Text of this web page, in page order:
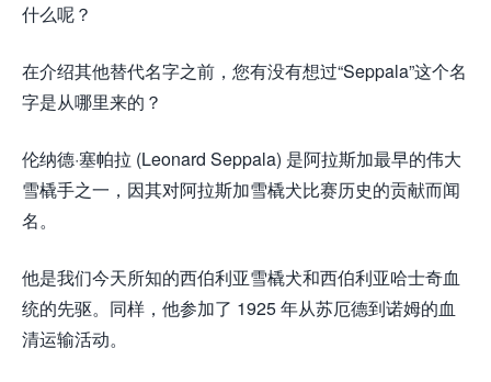
什么呢？
在介绍其他替代名字之前，您有没有想过“Seppala”这个名
字是从哪里来的？
伦纳德·塞帕拉 (Leonard Seppala) 是阿拉斯加最早的伟大
雪橇手之一，因其对阿拉斯加雪橇犬比赛历史的贡献而闻
名。
他是我们今天所知的西伯利亚雪橇犬和西伯利亚哈士奇血
统的先驱。同样，他参加了 1925 年从苏厄德到诺姆的血
清运输活动。